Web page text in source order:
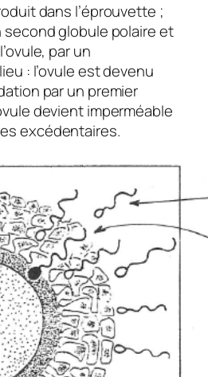
dans l’éprouvette ;
second globule polaire et
par un
: l’ovule est devenu
par un premier
devient imperméable
excédentaires.